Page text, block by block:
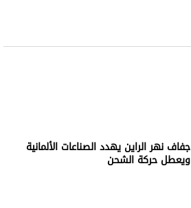
جفاف نهر الراين يهدد الصناعات الألمانية
ويعطل حركة الشحن